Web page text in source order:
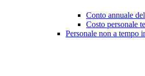
Conto annuale
Costo personale
Personale non a tempo